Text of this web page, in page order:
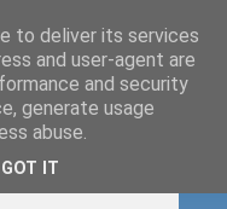
to deliver its services
and user-agent are
and security
generate usage
abuse.
GOT IT